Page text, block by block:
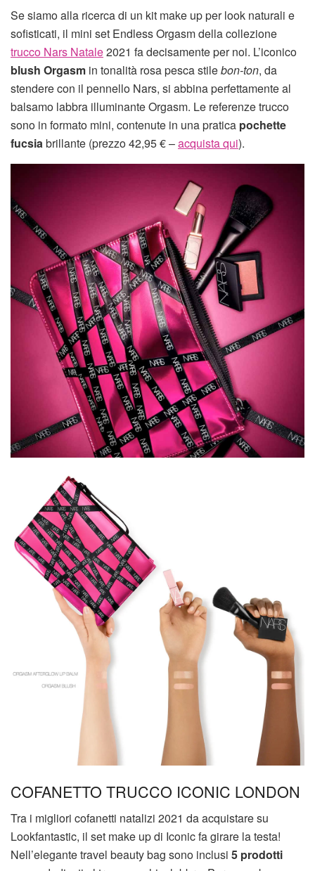
Se siamo alla ricerca di un kit make up per look naturali e
sofisticati, il mini set Endless Orgasm della collezione
trucco Nars Natale2021 fa decisamente per noi. L’iconico
blush Orgasm in tonalità rosa pesca stilebon-ton, da
stendere con il pennello Nars, si abbina perfettamente al
balsamo labbra illuminante Orgasm. Le referenze trucco
sono in formato mini, contenute in una pratica pochette
fucsiabrillante (prezzo 42,95 € –acquista qui).
COFANETTO TRUCCO ICONIC LONDON
Tra i migliori cofanetti natalizi 2021 da acquistare su
Lookfantastic, il set make up di Iconic fa girare la testa!
Nell’elegante travel beauty bag sono inclusi 5 prodotti